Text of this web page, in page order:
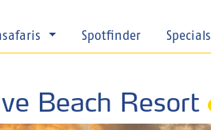
Spotfinder Specials
Beach Resort